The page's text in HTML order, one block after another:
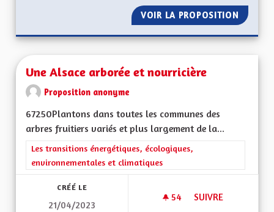
VOIR LA PROPOSITION
Une Alsace arborée et nourricière
Proposition anonyme
67250Plantons dans toutes les communes des
arbres fruitiers variés et plus largement de la...
Filtrer les résultats de la catégorie : Les transitions
Les transitions énergétiques, écologiques,
environnementales et climatiques
CRÉÉ LE
21/04/2023
54 54 ABONNÉS
SUIVRE